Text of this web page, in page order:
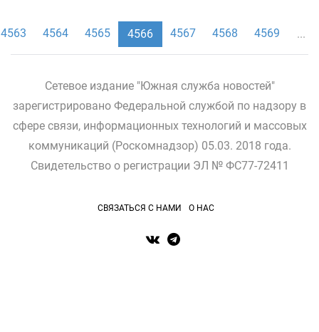
4563 4564 4565 4566 4567 4568 4569 ...
Сетевое издание "Южная служба новостей"
зарегистрировано Федеральной службой по надзору в
сфере связи, информационных технологий и массовых
коммуникаций (Роскомнадзор) 05.03. 2018 года.
Свидетельство о регистрации ЭЛ № ФС77-72411
СВЯЗАТЬСЯ С НАМИ О НАС